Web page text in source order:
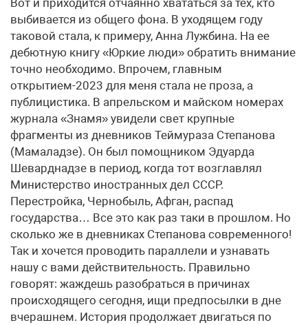
Вот и приходится отчаянно хвататься за тех, кто
выбивается из общего фона. В уходящем году
таковой стала, к примеру, Анна Лужбина. На ее
дебютную книгу «Юркие люди» обратить внимание
точно необходимо. Впрочем, главным
открытием-2023 для меня стала не проза, а
публицистика. В апрельском и майском номерах
журнала «Знамя» увидели свет крупные
фрагменты из дневников Теймураза Степанова
(Мамаладзе). Он был помощником Эдуарда
Шеварднадзе в период, когда тот возглавлял
Министерство иностранных дел СССР.
Перестройка, Чернобыль, Афган, распад
государства… Все это как раз таки в прошлом. Но
сколько же в дневниках Степанова современного!
Так и хочется проводить параллели и узнавать
нашу с вами действительность. Правильно
говорят: жаждешь разобраться в причинах
происходящего сегодня, ищи предпосылки в дне
вчерашнем. История продолжает двигаться по